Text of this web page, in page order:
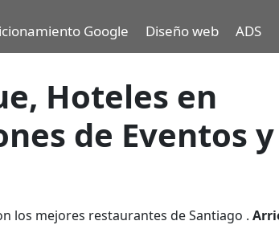
Google Diseño web ADS
Hoteles en
de Eventos y
los mejores restaurantes de Santiago .